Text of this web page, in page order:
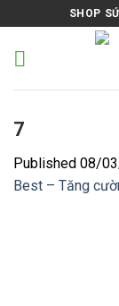
to
content
SHOP
7
Published 08/
Best – Tăng